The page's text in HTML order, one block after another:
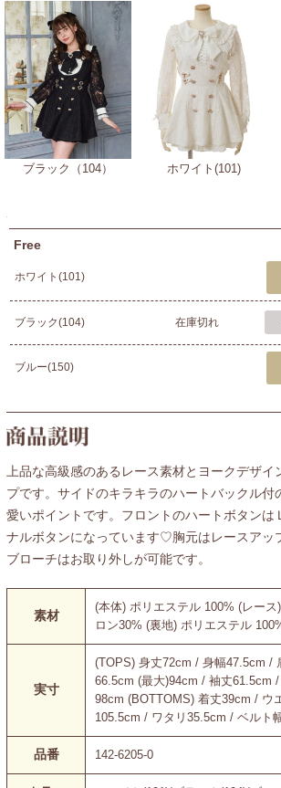
ブラック（104） ホワイト(101)
Free
ホワイト(101)
ブラック(104) 在庫切れ
ブルー(150)
上品な高級感のあるレース素材とヨークデザイ
プです。サイドのキラキラのハートバックル付
愛いポイントです。フロントのハートボタンは
ナルボタンになっています♡胸元はレースアッ
ブローチはお取り外しが可能です。
素材
(本体) ポリエステル 100% (レー
ロン30% (裏地) ポリエステル
実寸
(TOPS) 身丈72cm / 身幅47.5cm /
66.5cm (最大)94cm / 袖丈61.5cm
98cm (BOTTOMS) 着丈39cm / ウ
105.5cm / ワタリ35.5cm / ベルト
品番 142-6205-0